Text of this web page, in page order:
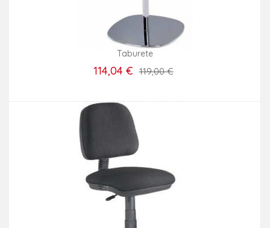
Taburete
114,04 € 119,00 €